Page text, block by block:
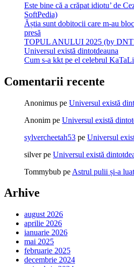
Este bine că a crăpat idiotu’ de
SoftPedia)
Ăștia sunt dobitocii care m-au
presă
TOPUL ANULUI 2025 (by
Universul există dintotdeauna
Cum s-a kkt pe el celebrul
Comentarii recente
Anonimus pe Universul există
Anonim pe Universul există
sylvercheetah53 pe Universul
silverpe Universul există
Tommybub pe Astrul pulii și-a
Arhive
august 2026
aprilie 2026
ianuarie 2026
mai 2025
februarie 2025
decembrie 2024